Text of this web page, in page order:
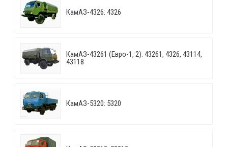
КамАЗ-4326: 4326
КамАЗ-43261 (Евро-1, 2): 43261, 4326, 43114,
43118
КамАЗ-5320: 5320